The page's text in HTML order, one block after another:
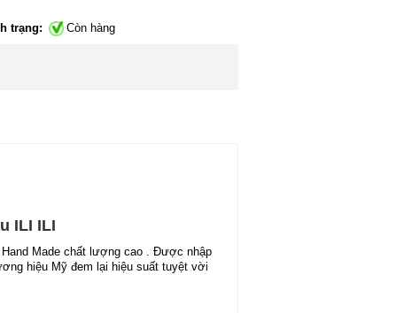
trạng: Còn hàng
ILI ILI
Made chất lượng cao . Được nhập
hiệu Mỹ đem lại hiệu suất tuyệt vời